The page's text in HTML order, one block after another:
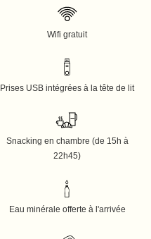
Wifi gratuit
Prises USB intégrées à la tête de lit
Snacking en chambre (de 15h à
22h45)
Eau minérale offerte à l'arrivée